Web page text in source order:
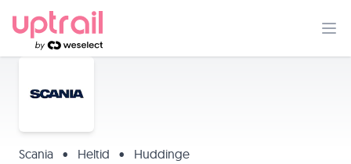
Scania • Heltid • Huddinge